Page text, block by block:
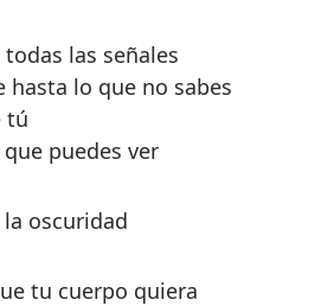
las señales
hasta lo que no sabes
tú
puedes ver
oscuridad
tu cuerpo quiera